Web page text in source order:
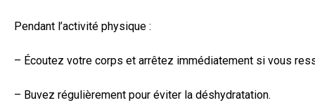
Pendant l’activité physique :
– Écoutez votre corps et arrêtez immédiatement si vous
– Buvez régulièrement pour éviter la déshydratation.